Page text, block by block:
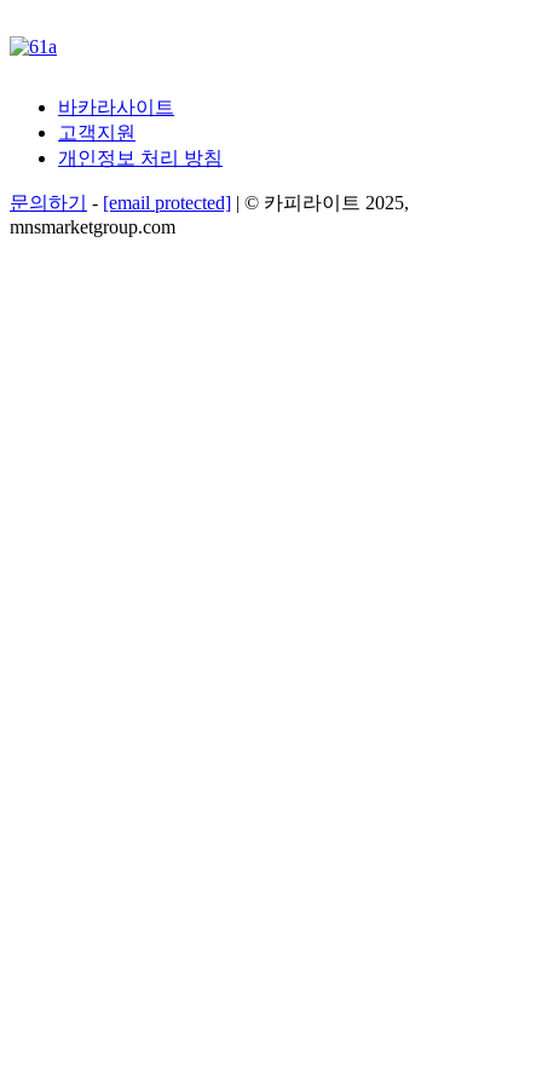
바카라사이트
고객지원
개인정보 처리 방침
문의하기 - [email protected] | © 카피라이트 2025,
mnsmarketgroup.com